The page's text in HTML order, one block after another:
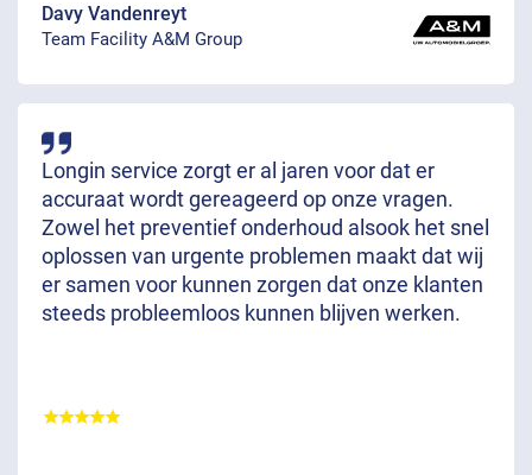
Davy Vandenreyt
Team Facility A&M Group
Longin service zorgt er al jaren voor dat er
accuraat wordt gereageerd op onze vragen.
Zowel het preventief onderhoud alsook het snel
oplossen van urgente problemen maakt dat wij
er samen voor kunnen zorgen dat onze klanten
steeds probleemloos kunnen blijven werken.